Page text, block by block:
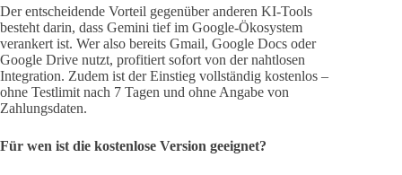
Der entscheidende Vorteil gegenüber anderen KI-Tools
besteht darin, dass Gemini tief im Google-Ökosystem
verankert ist. Wer also bereits Gmail, Google Docs oder
Google Drive nutzt, profitiert sofort von der nahtlosen
Integration. Zudem ist der Einstieg vollständig kostenlos –
ohne Testlimit nach 7 Tagen und ohne Angabe von
Zahlungsdaten.
Für wen ist die kostenlose Version geeignet?